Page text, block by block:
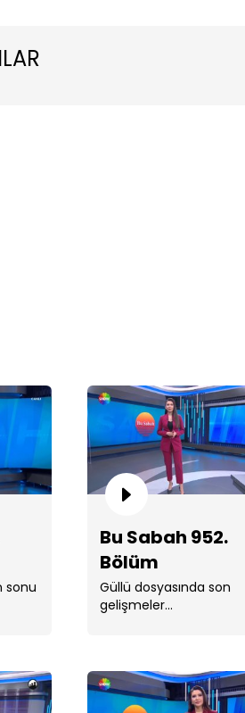
sonu
Bu Sabah 952.
Bölüm
Güllü dosyasında son
gelişmeler...